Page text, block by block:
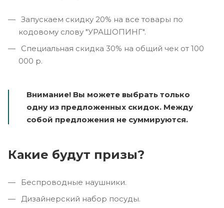
Запускаем скидку 20% на все товары по
кодовому слову "УРАШОПИНГ".
Специальная скидка 30% на общий чек от 100
000 р.
Внимание! Вы можете выбрать только
одну из предложенных скидок. Между
собой предложения не суммируются.
Какие будут призы?
Беспроводные наушники.
Дизайнерский набор посуды.